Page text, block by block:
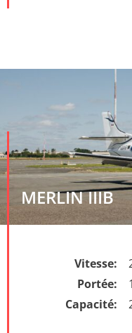
MERLIN IIIB
Vitesse:
Portée:
Capacité: